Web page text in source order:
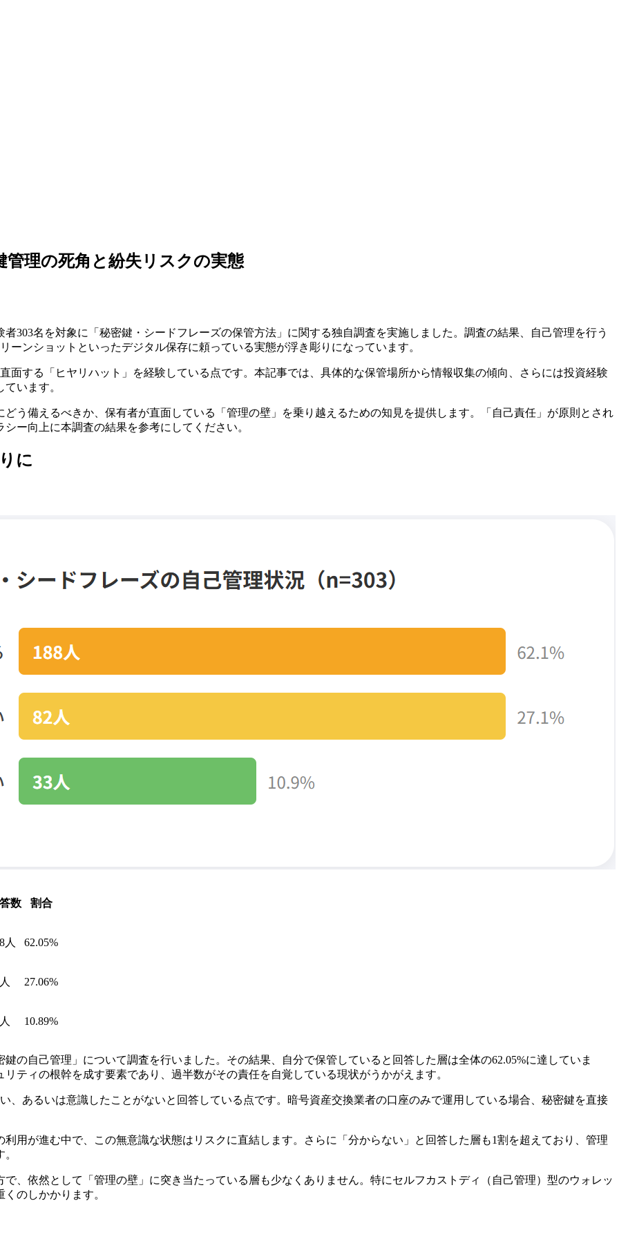
理の死角と紛失リスクの実態
303名を対象に「秘密鍵・シードフレーズの保管方法」に関する独自調査を実施しました。調査の結果、自己管理を行う
ンショットといったデジタル保存に頼っている実態が浮き彫りになっています。
面する「ヒヤリハット」を経験している点です。本記事では、具体的な保管場所から情報収集の傾向、さらには投資経験
います。
う備えるべきか、保有者が直面している「管理の壁」を乗り越えるための知見を提供します。「自己責任」が原則とされ
ー向上に本調査の結果を参考にしてください。
に
数 割合
人 62.05%
27.06%
10.89%
の自己管理」について調査を行いました。その結果、自分で保管していると回答した層は全体の62.05%に達していま
ティの根幹を成す要素であり、過半数がその責任を自覚している現状がうかがえます。
、あるいは意識したことがないと回答している点です。暗号資産交換業者の口座のみで運用している場合、秘密鍵を直接
用が進む中で、この無意識な状態はリスクに直結します。さらに「分からない」と回答した層も1割を超えており、管理
、依然として「管理の壁」に突き当たっている層も少なくありません。特にセルフカストディ（自己管理）型のウォレッ
のしかかります。